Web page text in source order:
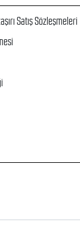
Satış Sözleşmeleri